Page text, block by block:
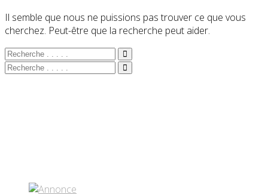
Il semble que nous ne puissions pas trouver ce que vous
cherchez. Peut-être que la recherche peut aider.